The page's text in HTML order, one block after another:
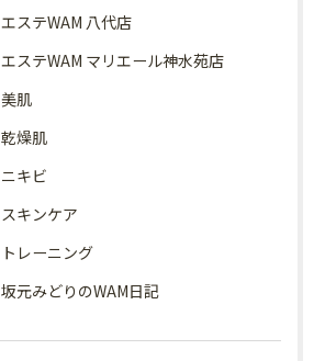
エステWAM 八代店
エステWAM マリエール神水苑店
美肌
乾燥肌
ニキビ
スキンケア
トレーニング
坂元みどりのWAM日記